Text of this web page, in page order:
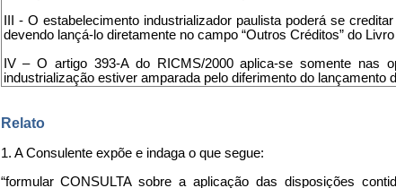
III - O estabelecimento industrializador paulista poderá se
devendo lançá-lo diretamente no campo “Outros Créditos” do
IV – O artigo 393-A do RICMS/2000 aplica-se somente nas
industrialização estiver amparada pelo diferimento do
Relato
1. A Consulente expõe e indaga o que segue:
“formular CONSULTA sobre a aplicação das disposições